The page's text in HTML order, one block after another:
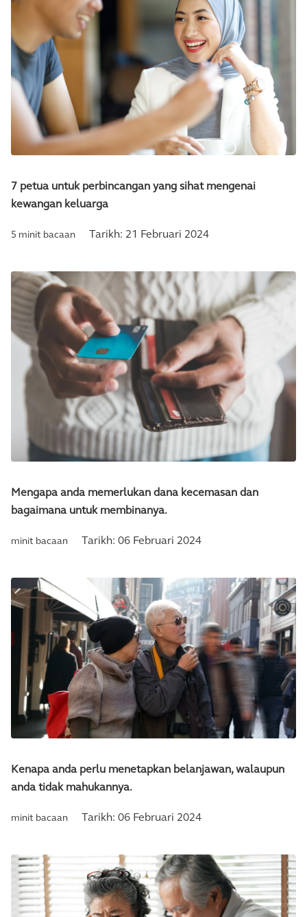
7 petua untuk perbincangan yang sihat mengenai
kewangan keluarga
5 minit bacaan Tarikh: 21 Februari 2024
Mengapa anda memerlukan dana kecemasan dan
bagaimana untuk membinanya.
minit bacaan Tarikh: 06 Februari 2024
Kenapa anda perlu menetapkan belanjawan, walaupun
anda tidak mahukannya.
minit bacaan Tarikh: 06 Februari 2024